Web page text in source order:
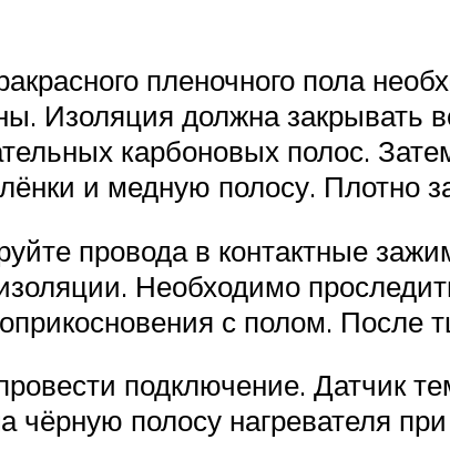
пленочного пола
Изоляция должна закрывать
карбоновых полос.
и медную полосу. Плотно
провода в контактные
Необходимо
с полом. После
подключение. Датчик
чёрную полосу нагревателя